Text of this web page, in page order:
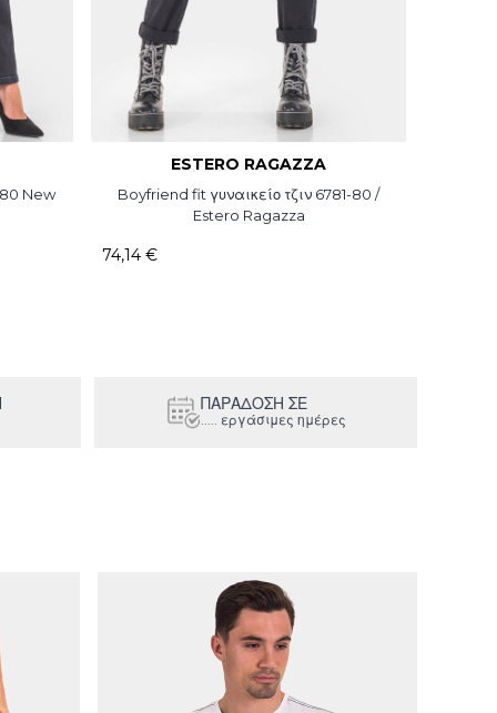
80 New
ESTERO RAGAZZA
Boyfriend fit γυναικείο τζιν 6781-80 /
Estero Ragazza
74,14 €
ΠΑΡΑΔΟΣΗ ΣΕ
..... εργάσιμες ημέρες